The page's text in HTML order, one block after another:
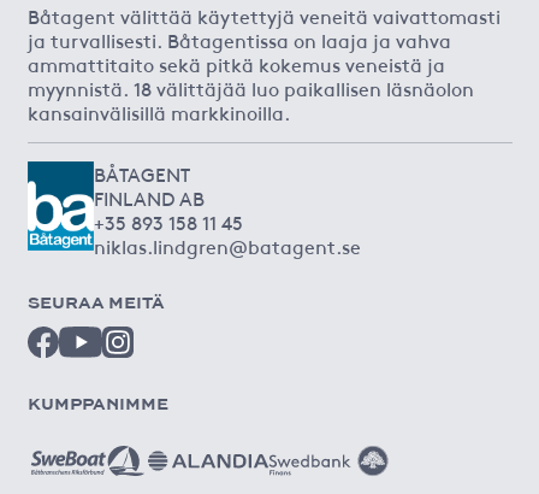
Båtagent välittää käytettyjä veneitä vaivattomasti
ja turvallisesti. Båtagentissa on laaja ja vahva
ammattitaito sekä pitkä kokemus veneistä ja
myynnistä. 18 välittäjää luo paikallisen läsnäolon
kansainvälisillä markkinoilla.
BÅTAGENT
FINLAND AB
+35 893 158 11 45
niklas.lindgren@batagent.se
SEURAA MEITÄ
KUMPPANIMME